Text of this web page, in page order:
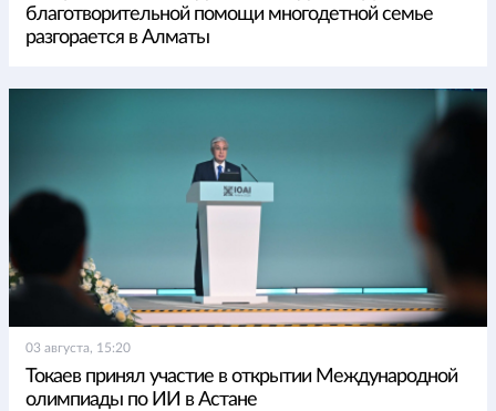
благотворительной помощи многодетной семье
разгорается в Алматы
03 августа, 15:20
Токаев принял участие в открытии Международной
олимпиады по ИИ в Астане